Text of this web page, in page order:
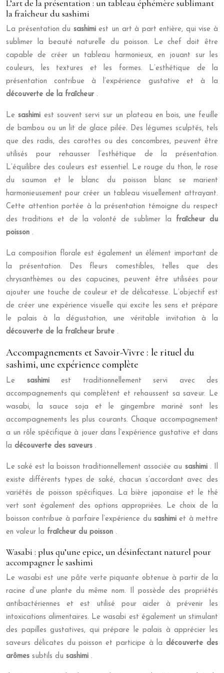
L’art de la présentation : un tableau éphémère sublimant
la fraîcheur du sashimi
La présentation du sashimiest un art à part entière, qui vise à
sublimer la beauté naturelle du poisson. Le chef doit être
capable de créer un tableau harmonieux, en jouant sur les
couleurs, les textures et les formes. L’esthétique de la
présentation contribue à l’expérience gustative et à la
découverte de la fraîcheur .
Lesashimi est souvent servi sur un plateau en bois, une feuille
de bambou ou un lit de glace pilée. Des légumes sculptés, tels
que des radis, des carottes ou des concombres, peuvent être
utilisés pour rehausser l’esthétique de la présentation.
L’équilibre des couleurs est essentiel. Le rouge du thon, le rose
du saumon et le blanc du poisson blanc se marient
harmonieusement pour créer un tableau visuellement attrayant.
Cette attention portée à la présentation témoigne du respect
des traditions et de la volonté de sublimer la fraîcheur du
poisson .
La composition florale est également un élément important de
la présentation. Des fleurs comestibles, telles que des
chrysanthèmes ou des capucines, peuvent être utilisées pour
ajouter une touche de couleur et de délicatesse. L’objectif est
de créer une expérience visuelle qui excite les sens et prépare
le palais à la dégustation, une véritable invitation à la
découverte de la fraîcheur brute .
Accompagnements et Savoir-Vivre : le rituel du
sashimi, une expérience complète
Le sashimi est traditionnellement servi avec des
accompagnements qui complètent et rehaussent sa saveur. Le
wasabi, la sauce soja et le gingembre mariné sont les
accompagnements les plus courants. Chaque accompagnement
a un rôle spécifique à jouer dans l’expérience gustative et dans
la découverte des saveurs .
Le saké est la boisson traditionnellement associée au sashimi . Il
existe différents types de saké, chacun s’accordant avec des
variétés de poisson spécifiques. La bière japonaise et le thé
vert sont également des options appropriées. Le choix de la
boisson contribue à parfaire l’expérience du sashimiet à mettre
en valeur la fraîcheur du poisson .
Wasabi : plus qu’une epice, un désinfectant naturel pour
accompagner le sashimi
Le wasabi est une pâte verte piquante obtenue à partir de la
racine d’une plante du même nom. Il possède des propriétés
antibactériennes et est utilisé pour aider à prévenir les
intoxications alimentaires. Le wasabi est également un stimulant
des papilles gustatives, qui prépare le palais à apprécier les
saveurs délicates du poisson et participe à ladécouverte des
arômes subtils du sashimi .